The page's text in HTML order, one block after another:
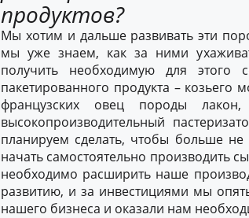
продуктов?
Мы хотим и дальше развивать эти
мы уже знаем, как за ними
получить необходимую для этого
пакетированного продукта – козьего
французских овец породы
высокопроизводительный
планируем сделать, чтобы больше
начать самостоятельно производить
необходимо расширить наше
развитию, и за инвестициями мы
нашего бизнеса и оказали нам